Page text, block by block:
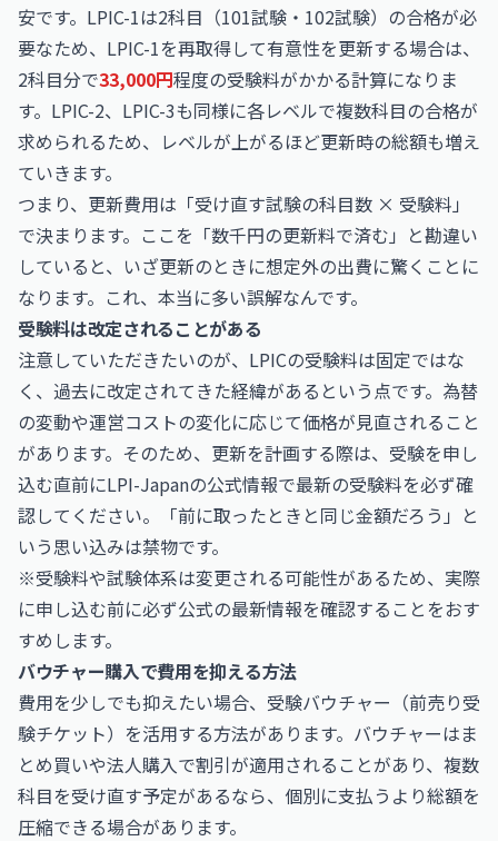
安です。LPIC-1は2科目（101試験・102試験）の合格が必
要なため、LPIC-1を再取得して有意性を更新する場合は、
2科目分で33,000円程度の受験料がかかる計算になりま
す。LPIC-2、LPIC-3も同様に各レベルで複数科目の合格が
求められるため、レベルが上がるほど更新時の総額も増え
ていきます。
つまり、更新費用は「受け直す試験の科目数 × 受験料」
で決まります。ここを「数千円の更新料で済む」と勘違い
していると、いざ更新のときに想定外の出費に驚くことに
なります。これ、本当に多い誤解なんです。
受験料は改定されることがある
注意していただきたいのが、LPICの受験料は固定ではな
く、過去に改定されてきた経緯があるという点です。為替
の変動や運営コストの変化に応じて価格が見直されること
があります。そのため、更新を計画する際は、受験を申し
込む直前にLPI-Japanの公式情報で最新の受験料を必ず確
認してください。「前に取ったときと同じ金額だろう」と
いう思い込みは禁物です。
※受験料や試験体系は変更される可能性があるため、実際
に申し込む前に必ず公式の最新情報を確認することをおす
すめします。
バウチャー購入で費用を抑える方法
費用を少しでも抑えたい場合、受験バウチャー（前売り受
験チケット）を活用する方法があります。バウチャーはま
とめ買いや法人購入で割引が適用されることがあり、複数
科目を受け直す予定があるなら、個別に支払うより総額を
圧縮できる場合があります。